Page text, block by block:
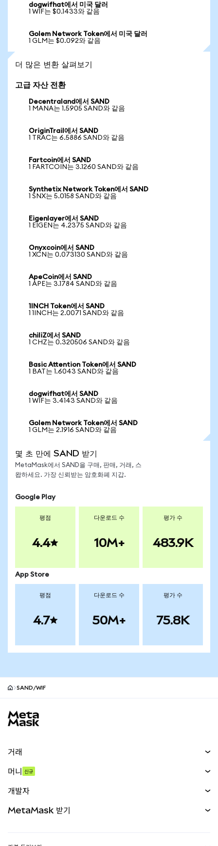
dogwifhat에서 미국 달러
1 WIF는 $0.1433와 같음
Golem Network Token에서 미국 달러
1 GLM는 $0.092와 같음
더 많은 변환 살펴보기
고급 자산 전환
Decentraland에서 SAND
1 MANA는 1.5905 SAND와 같음
OriginTrail에서 SAND
1 TRAC는 6.5886 SAND와 같음
Fartcoin에서 SAND
1 FARTCOIN는 3.1260 SAND와 같음
Synthetix Network Token에서 SAND
1 SNX는 5.0158 SAND와 같음
Eigenlayer에서 SAND
1 EIGEN는 4.2375 SAND와 같음
Onyxcoin에서 SAND
1 XCN는 0.073130 SAND와 같음
ApeCoin에서 SAND
1 APE는 3.1784 SAND와 같음
1INCH Token에서 SAND
1 1INCH는 2.0071 SAND와 같음
chiliZ에서 SAND
1 CHZ는 0.320506 SAND와 같음
Basic Attention Token에서 SAND
1 BAT는 1.6043 SAND와 같음
dogwifhat에서 SAND
1 WIF는 3.4143 SAND와 같음
Golem Network Token에서 SAND
1 GLM는 2.1916 SAND와 같음
몇 초 만에 SAND 받기
MetaMask에서 SAND을 구매, 판매, 거래, 스
왑하세요. 가장 신뢰받는 암호화폐 지갑.
Google Play
평점
4.4
다운로드 수
10M+
평가 수
483.9K
App Store
평점
4.7
다운로드 수
50M+
평가 수
75.8K
SAND/WIF
거래
무기한 선물
실물자산
머니 신규
개발자
MetaMask 받기